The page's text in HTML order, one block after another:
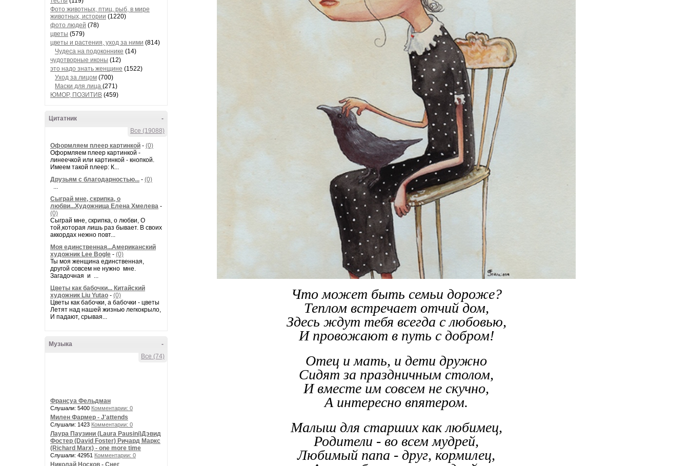
Фото животных, птиц, рыб, в мире
животных, истории (1220)
фото людей (78)
цветы (579)
цветы и растения, уход за ними (814)
Чудеса на подоконнике (14)
чудотворные иконы (12)
это надо знать женщине (1522)
Уход за лицом (700)
Маски для лица (271)
ЮМОР, ПОЗИТИВ (459)
-
Цитатник
Все (19088)
Оформляем плеер картинкой - (0)
Оформляем плеер картинкой -
линеечкой или картинкой - кнопкой.
Имеем такой плеер: К...
Друзьям с благодарностью... - (0)
...
Сыграй мне, скрипка, о
любви...Художница Елена Хмелева -
(0)
Сыграй мне, скрипка, о любви, О
той,которая лишь раз бывает. В своих
аккордах нежно повт...
Моя единственная...Американский
художник Lee Bogle - (0)
Ты моя женщина единственная,
другой совсем не нужно мне.
Загадочная и ...
Цветы как бабочки... Китайский
художник Liu Yutao - (0)
Цветы как бабочки, а бабочки - цветы
Летят над нашей жизнью легкокрыло,
И падают, срывая...
-
Музыка
Все (74)
Франсуа Фельдман
Слушали: 5400 Комментарии: 0
Милен Фармер - J'attends
Слушали: 1423 Комментарии: 0
Лаура Паузини (Laura Pausini)Дэвид
Фостер (David Foster) Ричард Маркс
(Richard Marx) - one more time
Слушали: 42951 Комментарии: 0
Николай Носков - Снег
Что может быть семьи дороже?
Теплом встречает отчий дом,
Здесь ждут тебя всегда с любовью,
И провожают в путь с добром!
Отец и мать, и дети дружно
Сидят за праздничным столом,
И вместе им совсем не скучно,
А интересно впятером.
Малыш для старших как любимец,
Родители - во всем мудрей,
Любимый папа - друг, кормилец,